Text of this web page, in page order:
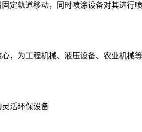
定轨道移动，同时喷涂设备对其进行
，为工程机械、液压设备、农业机械
活环保设备